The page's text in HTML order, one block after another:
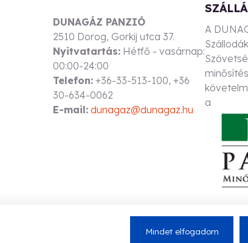
DUNAGÁZ PANZIÓ
2510 Dorog, Gorkij utca 37.
Nyitvatartás: Hétfő - vasárnap:
00:00-24:00
Telefon: +36-33-513-100, +36
30-634-0062
E-mail: dunagaz@dunagaz.hu
A
a
Mindet elfogadom